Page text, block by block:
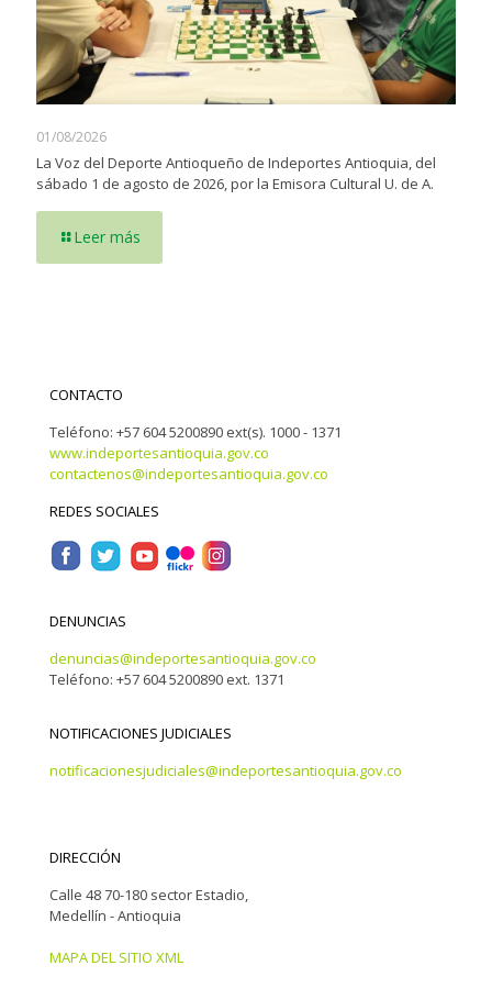
01/08/2026
La Voz del Deporte Antioqueño de Indeportes Antioquia, del
sábado 1 de agosto de 2026, por la Emisora Cultural U. de A.
Leer más
CONTACTO
Teléfono: +57 604 5200890 ext(s). 1000 - 1371
www.indeportesantioquia.gov.co
contactenos@indeportesantioquia.gov.co
REDES SOCIALES
DENUNCIAS
denuncias@indeportesantioquia.gov.co
Teléfono: +57 604 5200890 ext. 1371
NOTIFICACIONES JUDICIALES
notificacionesjudiciales@indeportesantioquia.gov.co
DIRECCIÓN
Calle 48 70-180 sector Estadio,
Medellín - Antioquia
MAPA DEL SITIO XML